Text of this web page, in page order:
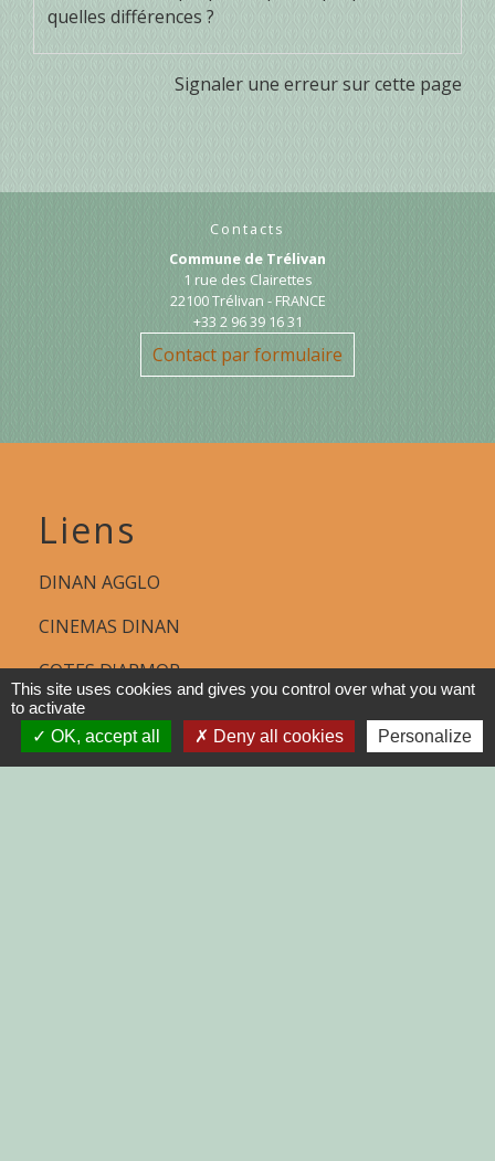
quelles différences ?
Signaler une erreur sur cette page
Contacts
Commune de Trélivan
1 rue des Clairettes
22100 Trélivan - FRANCE
+33 2 96 39 16 31
Contact par formulaire
Liens
DINAN AGGLO
CINEMAS DINAN
COTES D'ARMOR
REGION BRETAGNE
DEMARCHES
This site uses cookies and gives you control over what you want
to activate
OK, accept all
Deny all cookies Personalize